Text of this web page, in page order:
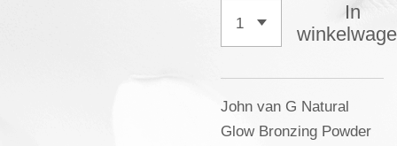
In
John van G Natural
Glow Bronzing Powder